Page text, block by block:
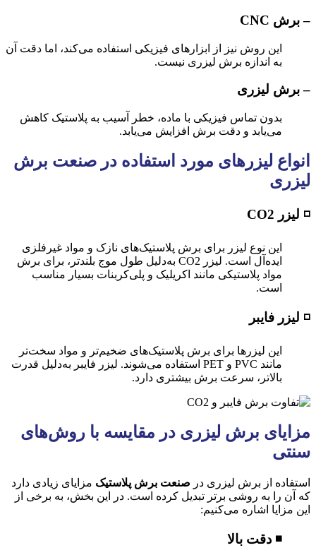
– برش CNC
این روش نیز از ابزارهای فیزیکی استفاده می‌کند، اما دقت آن
به اندازه برش لیزری نیست.
– برش لیزری
بدون تماس فیزیکی با ماده، خطر آسیب به پلاستیک کاهش
می‌یابد و دقت برش افزایش می‌یابد.
انواع لیزرهای مورد استفاده در صنعت برش
لیزری
◽ لیزر CO2
این نوع لیزر برای برش پلاستیک‌های نازک و مواد غیرفلزی
ایده‌آل است. لیزر CO2 به‌دلیل طول موج بلندتر، برای برش
مواد پلاستیکی مانند اکریلیک و پلی‌کربنات بسیار مناسب
است.
◽ لیزر فایبر
این لیزرها برای برش پلاستیک‌های ضخیم‌تر و مواد سخت‌تر
مانند PVC و PET استفاده می‌شوند. لیزر فایبر به‌دلیل قدرت
بالاتر، سرعت برش بیشتری دارد.
مزایای برش لیزری در مقایسه با روش‌های
سنتی
استفاده از برش لیزری در صنعت برش پلاستیک مزایای زیادی دارد
که آن را به روشی برتر تبدیل کرده است. در این بخش، به برخی از
این مزایا اشاره می‌کنیم:
◾ دقت بالا